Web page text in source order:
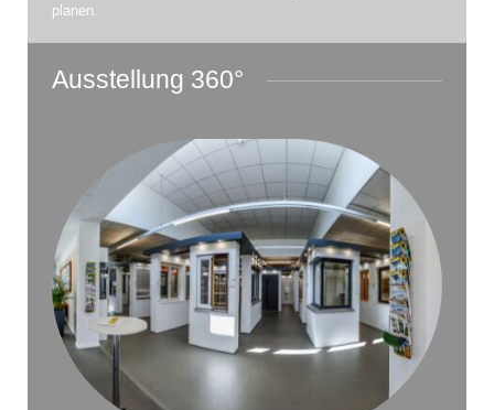
planen.
Ausstellung 360°